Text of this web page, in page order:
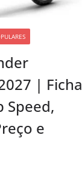
| Ficha
Speed,
e